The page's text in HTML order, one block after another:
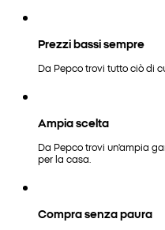
Prezzi bassi sempre
Da Pepco trovi tutto ciò di
Ampia scelta
Da Pepco trovi un'ampia
per la casa.
Compra senza paura